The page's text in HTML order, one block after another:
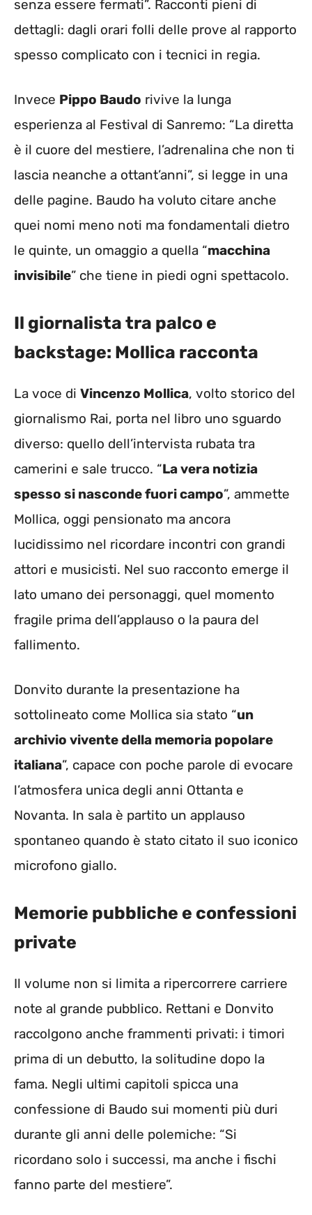
senza essere fermati”. Racconti pieni di
dettagli: dagli orari folli delle prove al rapporto
spesso complicato con i tecnici in regia.
Invece Pippo Baudo rivive la lunga
esperienza al Festival di Sanremo: “La diretta
è il cuore del mestiere, l’adrenalina che non ti
lascia neanche a ottant’anni”, si legge in una
delle pagine. Baudo ha voluto citare anche
quei nomi meno noti ma fondamentali dietro
le quinte, un omaggio a quella “macchina
invisibile” che tiene in piedi ogni spettacolo.
Il giornalista tra palco e
backstage: Mollica racconta
La voce di Vincenzo Mollica, volto storico del
giornalismo Rai, porta nel libro uno sguardo
diverso: quello dell’intervista rubata tra
camerini e sale trucco. “La vera notizia
spesso si nasconde fuori campo”, ammette
Mollica, oggi pensionato ma ancora
lucidissimo nel ricordare incontri con grandi
attori e musicisti. Nel suo racconto emerge il
lato umano dei personaggi, quel momento
fragile prima dell’applauso o la paura del
fallimento.
Donvito durante la presentazione ha
sottolineato come Mollica sia stato “un
archivio vivente della memoria popolare
italiana”, capace con poche parole di evocare
l’atmosfera unica degli anni Ottanta e
Novanta. In sala è partito un applauso
spontaneo quando è stato citato il suo iconico
microfono giallo.
Memorie pubbliche e confessioni
private
Il volume non si limita a ripercorrere carriere
note al grande pubblico. Rettani e Donvito
raccolgono anche frammenti privati: i timori
prima di un debutto, la solitudine dopo la
fama. Negli ultimi capitoli spicca una
confessione di Baudo sui momenti più duri
durante gli anni delle polemiche: “Si
ricordano solo i successi, ma anche i fischi
fanno parte del mestiere”.